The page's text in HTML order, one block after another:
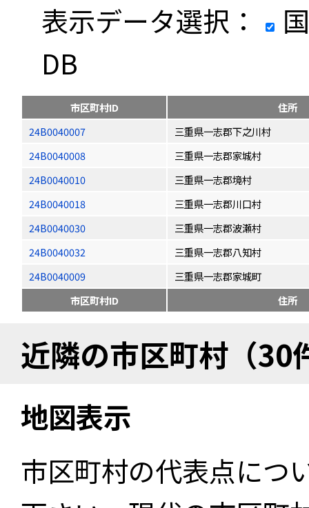
表示データ選択：
DB
市区町村ID
住所
24B0040007
三重県一志郡下之川村
24B0040008
三重県一志郡家城村
24B0040010
三重県一志郡境村
24B0040018
三重県一志郡川口村
24B0040030
三重県一志郡波瀬村
24B0040032
三重県一志郡八知村
24B0040009
三重県一志郡家城町
市区町村ID
住所
近隣の市区町村（30
地図表示
市区町村の代表点につ